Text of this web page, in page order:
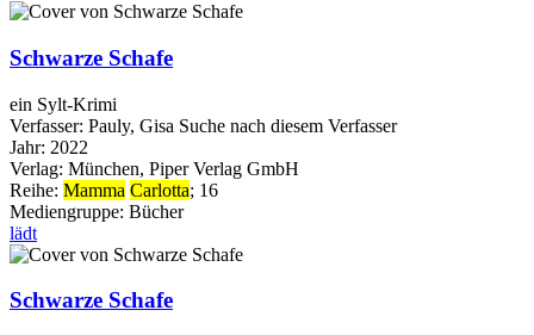
Schwarze Schafe
ein Sylt-Krimi
Verfasser: Pauly, Gisa Suche nach diesem Verfasser
Jahr: 2022
Verlag: München, Piper Verlag GmbH
Reihe: Mamma Carlotta; 16
Mediengruppe: Bücher
lädt
Schwarze Schafe